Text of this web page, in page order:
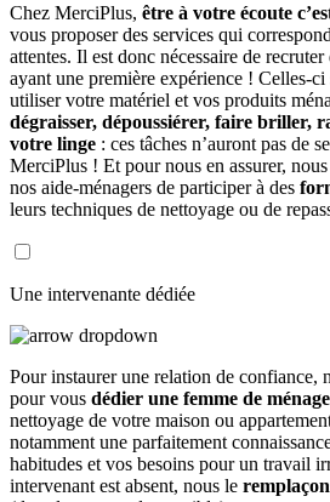
Chez MerciPlus, être à votre écoute
vous proposer des services qui
attentes. Il est donc nécessaire de
ayant une première expérience ! Celles-
utiliser votre matériel et vos produits
dégraisser, dépoussiérer, faire briller,
votre linge : ces tâches n’auront pas de
MerciPlus ! Et pour nous en assurer,
nos aide-ménagers de participer à des
leurs techniques de nettoyage ou de
Une intervenante dédiée
Pour instaurer une relation de confiance,
pour vous dédier une femme de
nettoyage de votre maison ou
notamment une parfaitement
habitudes et vos besoins pour un travail
intervenant est absent, nous le